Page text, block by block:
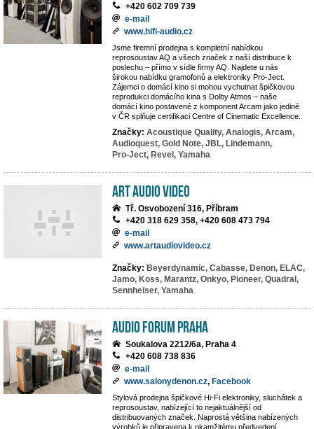
+420 602 709 739
e-mail
www.hifi-audio.cz
Jsme firemní prodejna s kompletní nabídkou
reprosoustav AQ a všech značek z naší distribuce k
poslechu – přímo v sídle firmy AQ. Najdete u nás
širokou nabídku gramofonů a elektroniky Pro-Ject.
Zájemci o domácí kino si mohou vychutnat špičkovou
reprodukci domácího kina s Dolby Atmos – naše
domácí kino postavené z komponent Arcam jako jediné
v ČR splňuje certifikaci Centre of Cinematic Excellence.
Značky: Acoustique Quality, Analogis, Arcam,
Audioquest, Gold Note, JBL, Lindemann,
Pro-Ject, Revel, Yamaha
Art Audio Video
Tř. Osvobození 316, Příbram
+420 318 629 358, +420 608 473 794
e-mail
www.artaudiovideo.cz
Značky: Beyerdynamic, Cabasse, Denon, ELAC,
Jamo, Koss, Marantz, Onkyo, Pioneer, Quadral,
Sennheiser, Yamaha
Audio Forum Praha
Soukalova 2212/6a, Praha 4
+420 608 738 836
e-mail
www.salonydenon.cz, Facebook
Stylová prodejna špičkové Hi-Fi elektroniky, sluchátek a
reprosoustav, nabízející to nejaktuálnější od
distribuovaných značek. Naprostá většina nabízených
výrobků je připravena k okamžitému předvedení.